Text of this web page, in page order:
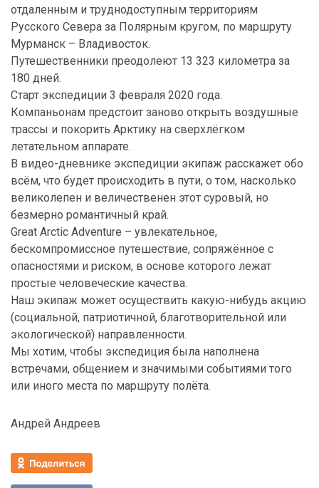
отдаленным и труднодоступным территориям
Русского Севера за Полярным кругом, по маршруту
Мурманск – Владивосток.
Путешественники преодолеют 13 323 километра за
180 дней.
Старт экспедиции 3 февраля 2020 года.
Компаньонам предстоит заново открыть воздушные
трассы и покорить Арктику на сверхлёгком
летательном аппарате.
В видео-дневнике экспедиции экипаж расскажет обо
всём, что будет происходить в пути, о том, насколько
великолепен и величественен этот суровый, но
безмерно романтичный край.
Great Arctic Adventure – увлекательное,
бескомпромиссное путешествие, сопряжённое с
опасностями и риском, в основе которого лежат
простые человеческие качества.
Наш экипаж может осуществить какую-нибудь акцию
(социальной, патриотичной, благотворительной или
экологической) направленности.
Мы хотим, чтобы экспедиция была наполнена
встречами, общением и значимыми событиями того
или иного места по маршруту полёта.
Андрей Андреев